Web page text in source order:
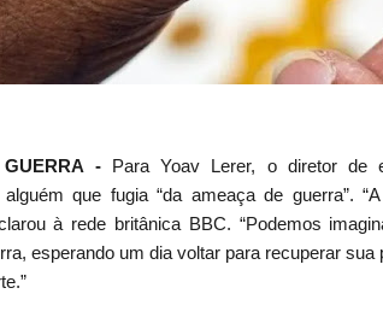
-Para Yoav Lerer, o diretor de
que fugia “da ameaça de guerra”.
à rede britânica BBC. “Podemos
esperando um dia voltar para recuperar